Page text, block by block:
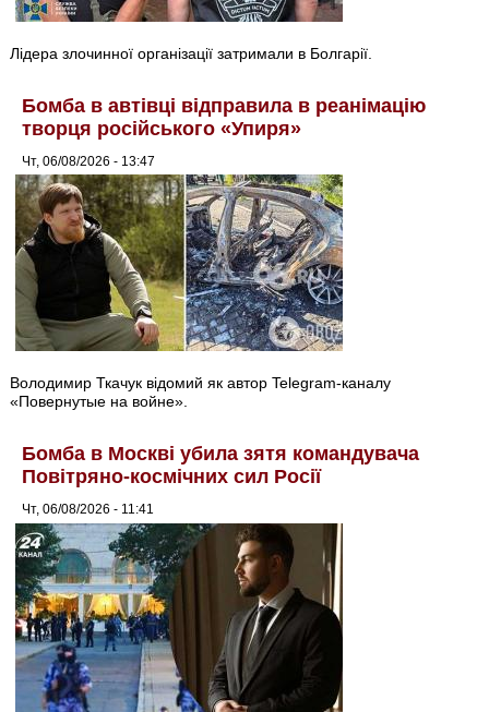
Лідера злочинної організації затримали в Болгарії.
Бомба в автівці відправила в реанімацію
творця російського «Упиря»
Чт, 06/08/2026 - 13:47
Володимир Ткачук відомий як автор Telegram-каналу
«Повернутые на войне».
Бомба в Москві убила зятя командувача
Повітряно-космічних сил Росії
Чт, 06/08/2026 - 11:41